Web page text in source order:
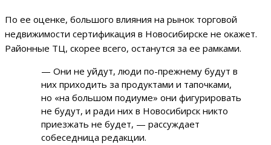
По ее оценке, большого влияния на рынок торговой
недвижимости сертификация в Новосибирске не окажет.
Районные ТЦ, скорее всего, останутся за ее рамками.
— Они не уйдут, люди по-прежнему будут в
них приходить за продуктами и тапочками,
но «на большом подиуме» они фигурировать
не будут, и ради них в Новосибирск никто
приезжать не будет, — рассуждает
собеседница редакции.